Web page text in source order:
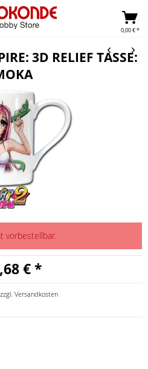
0,00 € *
3D RELIEF TASSE:
vorbestellbar.
€ *
zzgl. Versandkosten